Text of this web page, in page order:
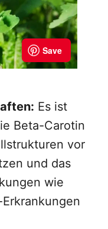
Es ist
Beta-Carotin
vor
und das
wie